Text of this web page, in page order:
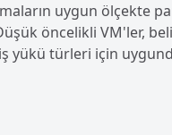
uygun ölçekte
öncelikli VM'ler,
yükü türleri için